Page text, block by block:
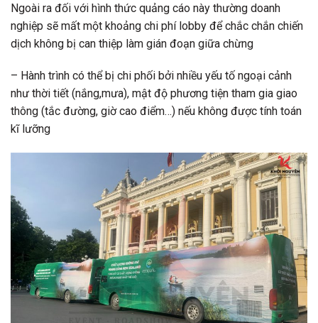
Ngoài ra đối với hình thức quảng cáo này thường doanh
nghiệp sẽ mất một khoảng chi phí lobby để chắc chắn chiến
dịch không bị can thiệp làm gián đoạn giữa chừng
– Hành trình có thể bị chi phối bởi nhiều yếu tố ngoại cảnh
như thời tiết (nắng,mưa), mật độ phương tiện tham gia giao
thông (tắc đường, giờ cao điểm…) nếu không được tính toán
kĩ lưỡng